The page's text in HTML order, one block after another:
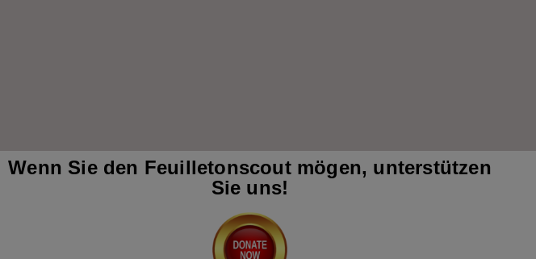
Wenn Sie den Feuilletonscout mögen, unterstützen
Sie uns!